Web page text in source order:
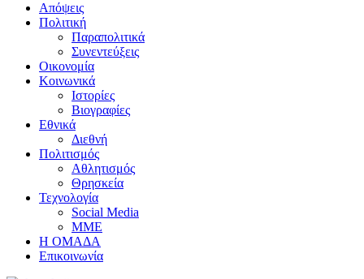
Απόψεις
Πολιτική
Παραπολιτικά
Συνεντεύξεις
Οικονομία
Κοινωνικά
Ιστορίες
Βιογραφίες
Εθνικά
Διεθνή
Πολιτισμός
Αθλητισμός
Θρησκεία
Τεχνολογία
Social Media
ΜΜΕ
Η ΟΜΑΔΑ
Επικοινωνία